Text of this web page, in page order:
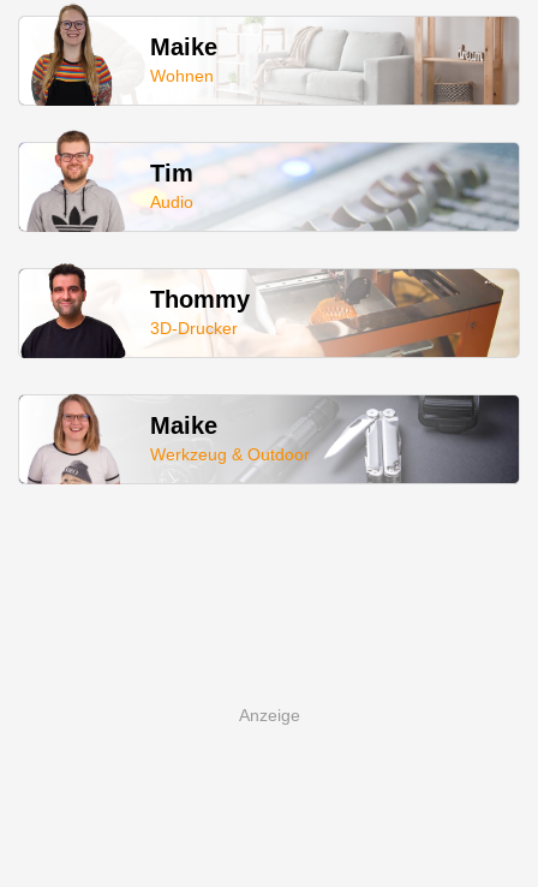
Maike
Wohnen
Tim
Audio
Thommy
3D-Drucker
Maike
Werkzeug & Outdoor